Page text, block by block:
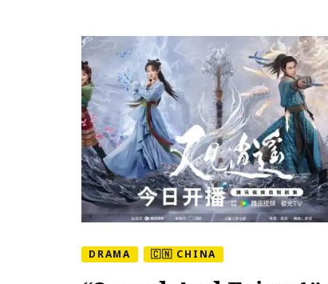
of
China
Quality
Ceremony”
DRAMA 🇨🇳 CHINA